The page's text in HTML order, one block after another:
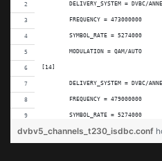
DELIVERY_SYSTEM = DVBC/
	FREQUENCY = 473000000
	SYMBOL_RATE = 5274000
	MODULATION = QAM/AUTO
[14]
DELIVERY_SYSTEM = DVBC/
	FREQUENCY = 479000000
	SYMBOL_RATE = 5274000
	MODULATION = QAM/AUTO
dvbv5_channels_t230_isdbc.conf